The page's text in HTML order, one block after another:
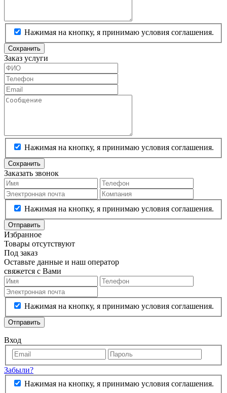
Нажимая на кнопку, я принимаю условия соглашения.
Сохранить
Заказ услуги
Нажимая на кнопку, я принимаю условия соглашения.
Сохранить
Заказать звонок
Нажимая на кнопку, я принимаю условия соглашения.
Отправить
Избранное
Товары отсутствуют
Под заказ
Оставьте данные и наш оператор
свяжется с Вами
Нажимая на кнопку, я принимаю условия соглашения.
Отправить
Вход
Забыли?
Нажимая на кнопку, я принимаю условия соглашения.